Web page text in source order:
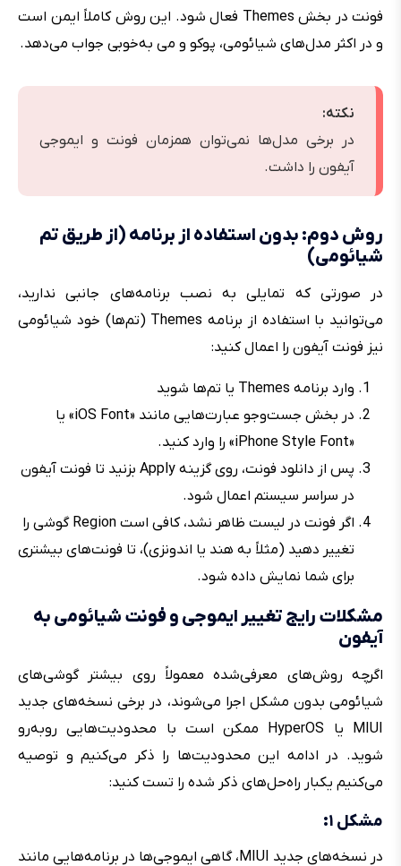
فونت در بخش Themes فعال شود. این روش کاملاً ایمن است
و در اکثر مدل‌های شیائومی، پوکو و می‌ به‌خوبی جواب می‌دهد.
نکته:
در برخی مدل‌ها نمی‌توان همزمان فونت و ایموجی
آیفون را داشت.
روش دوم: بدون استفاده از برنامه (از طریق تم
شیائومی)
در صورتی که تمایلی به نصب برنامه‌های جانبی ندارید،
می‌توانید با استفاده از برنامه Themes (تم‌ها) خود شیائومی
نیز فونت آیفون را اعمال کنید:
وارد برنامه Themes یا تم‌ها شوید
در بخش جست‌وجو عبارت‌هایی مانند «iOS Font» یا
«iPhone Style Font» را وارد کنید.
پس از دانلود فونت، روی گزینه Apply بزنید تا فونت آیفون
در سراسر سیستم اعمال شود.
اگر فونت در لیست ظاهر نشد، کافی است Region گوشی را
تغییر دهید (مثلاً به هند یا اندونزی)، تا فونت‌های بیشتری
برای شما نمایش داده شود.
مشکلات رایج تغییر ایموجی و فونت شیائومی به
آیفون
اگرچه روش‌های معرفی‌شده معمولاً روی بیشتر گوشی‌های
شیائومی بدون مشکل اجرا می‌شوند، در برخی نسخه‌های جدید
MIUI یا HyperOS ممکن است با محدودیت‌هایی روبه‌رو
شوید. در ادامه این محدودیت‌ها را ذکر می‌کنیم و توصیه
می‌کنیم یکبار راه‌حل‌های ذکر شده را تست کنید:
مشکل ۱:
در نسخه‌های جدید MIUI، گاهی ایموجی‌ها در برنامه‌هایی مانند